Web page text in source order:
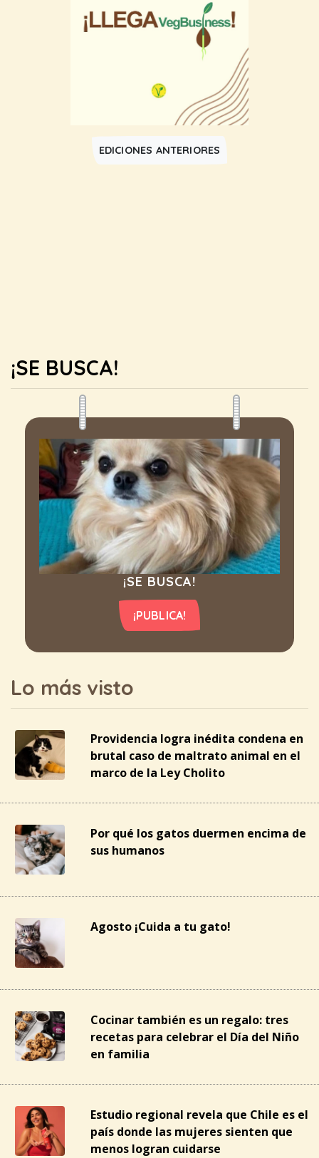
EDICIONES ANTERIORES
¡SE BUSCA!
¡SE BUSCA!
¡PUBLICA!
Lo más visto
Providencia logra inédita condena en
brutal caso de maltrato animal en el
marco de la Ley Cholito
Por qué los gatos duermen encima de
sus humanos
Agosto ¡Cuida a tu gato!
Cocinar también es un regalo: tres
recetas para celebrar el Día del Niño
en familia
Estudio regional revela que Chile es el
país donde las mujeres sienten que
menos logran cuidarse